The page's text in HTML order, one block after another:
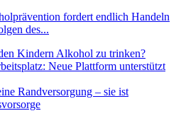
fordert endlich Handeln
des...
Kindern Alkohol zu trinken?
Neue Plattform unterstützt
Randversorgung – sie ist